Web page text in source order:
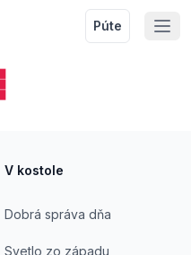
Púte
V kostole
Dobrá správa dňa
Svetlo zo západu